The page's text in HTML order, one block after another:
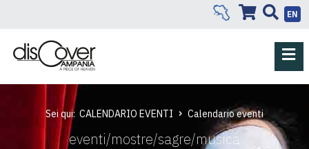
EN
Sei qui: CALENDARIO EVENTI Calendario eventi
eventi/mostre/sagre/musica